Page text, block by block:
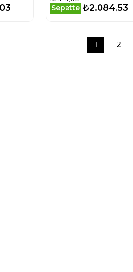
Sepette ₺2.084,53
1 2